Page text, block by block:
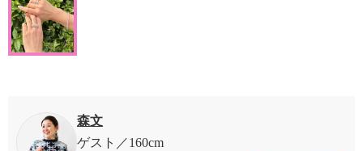
森文
ゲスト
160cm